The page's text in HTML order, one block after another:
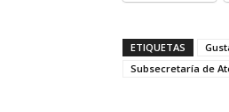
ETIQUETAS
Subsecretaría de